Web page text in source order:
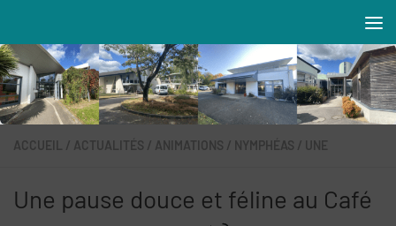
Résidences MAREVA
ACCUEIL / ACTUALITÉS / ANIMATIONS / NYMPHÉAS / UNE
Une pause douce et féline au Café